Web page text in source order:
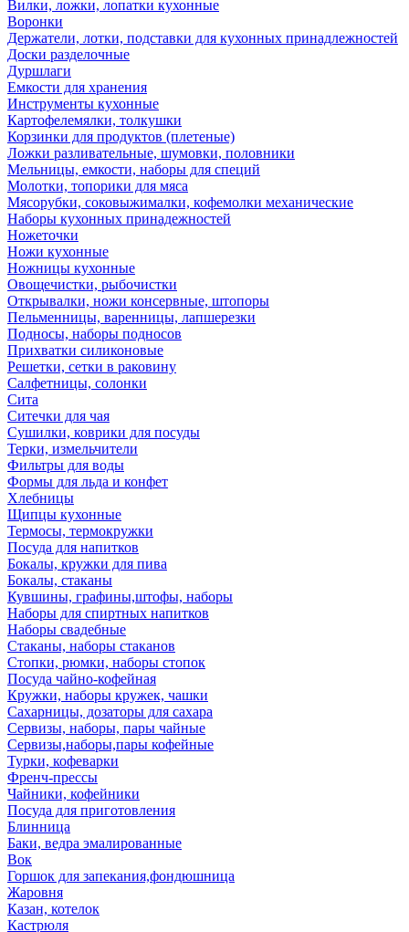
Вилки, ложки, лопатки кухонные
Воронки
Держатели, лотки, подставки для кухонных принадлежностей
Доски разделочные
Дуршлаги
Емкости для хранения
Инструменты кухонные
Картофелемялки, толкушки
Корзинки для продуктов (плетеные)
Ложки разливательные, шумовки, половники
Мельницы, емкости, наборы для специй
Молотки, топорики для мяса
Мясорубки, соковыжималки, кофемолки механические
Наборы кухонных принадежностей
Ножеточки
Ножи кухонные
Ножницы кухонные
Овощечистки, рыбочистки
Открывалки, ножи консервные, штопоры
Пельменницы, варенницы, лапшерезки
Подносы, наборы подносов
Прихватки силиконовые
Решетки, сетки в раковину
Салфетницы, солонки
Сита
Ситечки для чая
Сушилки, коврики для посуды
Терки, измельчители
Фильтры для воды
Формы для льда и конфет
Хлебницы
Щипцы кухонные
Термосы, термокружки
Посуда для напитков
Бокалы, кружки для пива
Бокалы, стаканы
Кувшины, графины,штофы, наборы
Наборы для спиртных напитков
Наборы свадебные
Стаканы, наборы стаканов
Стопки, рюмки, наборы стопок
Посуда чайно-кофейная
Кружки, наборы кружек, чашки
Сахарницы, дозаторы для сахара
Сервизы, наборы, пары чайные
Сервизы,наборы,пары кофейные
Турки, кофеварки
Френч-прессы
Чайники, кофейники
Посуда для приготовления
Блинница
Баки, ведра эмалированные
Вок
Горшок для запекания,фондюшница
Жаровня
Казан, котелок
Кастрюля